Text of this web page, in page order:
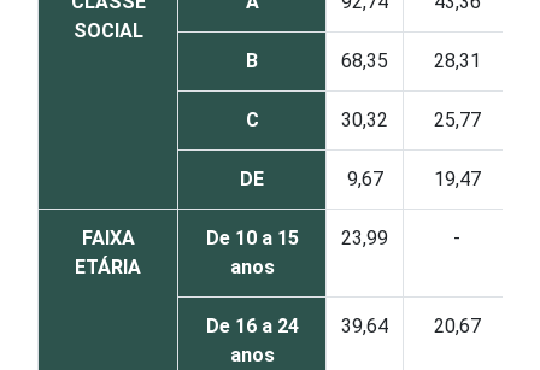
SOCIAL
B 68,35 28,31
C 30,32 25,77
DE 9,67 19,47
FAIXA
ETÁRIA
De 10 a 15
anos
23,99 -
De 16 a 24
anos
39,64 20,67